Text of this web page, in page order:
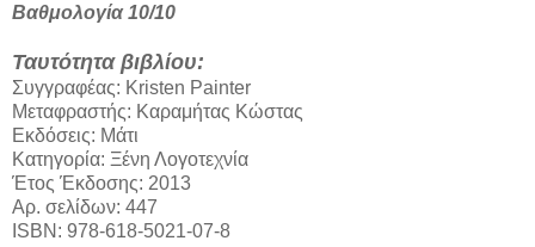
Βαθμολογία 10/10
Ταυτότητα βιβλίου:
Συγγραφέας: Kristen Painter
Μεταφραστής: Καραμήτας Κώστας
Εκδόσεις: Μάτι
Κατηγορία: Ξένη Λογοτεχνία
Έτος Έκδοσης: 2013
Αρ. σελίδων: 447
ISBN: 978-618-5021-07-8